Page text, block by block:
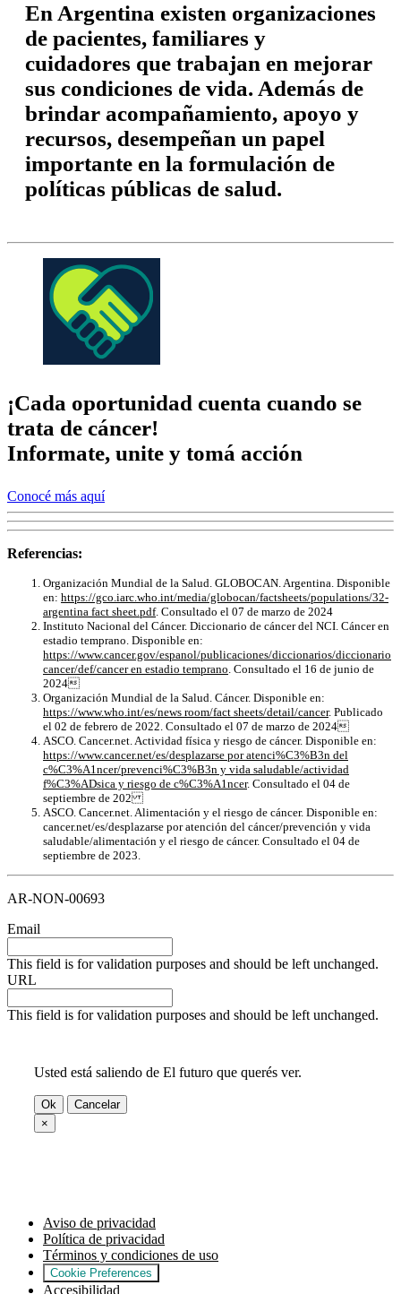
En Argentina existen organizaciones
de pacientes, familiares y
cuidadores que trabajan en mejorar
sus condiciones de vida. Además de
brindar acompañamiento, apoyo y
recursos, desempeñan un papel
importante en la formulación de
políticas públicas de salud.
¡Cada oportunidad cuenta cuando se
trata de cáncer!
Informate, unite y tomá acción
Conocé más aquí
Referencias:
Organización Mundial de la Salud. GLOBOCAN. Argentina. Disponible
en: https://gco.iarc.who.int/media/globocan/factsheets/populations/32-
argentina fact sheet.pdf. Consultado el 07 de marzo de 2024
Instituto Nacional del Cáncer. Diccionario de cáncer del NCI. Cáncer en
estadio temprano. Disponible en:
https://www.cancer.gov/espanol/publicaciones/diccionarios/diccionario
cancer/def/cancer en estadio temprano. Consultado el 16 de junio de
2024
Organización Mundial de la Salud. Cáncer. Disponible en:
https://www.who.int/es/news room/fact sheets/detail/cancer. Publicado
el 02 de febrero de 2022. Consultado el 07 de marzo de 2024
ASCO. Cancer.net. Actividad física y riesgo de cáncer. Disponible en:
https://www.cancer.net/es/desplazarse por atenci%C3%B3n del
c%C3%A1ncer/prevenci%C3%B3n y vida saludable/actividad
f%C3%ADsica y riesgo de c%C3%A1ncer. Consultado el 04 de
septiembre de 202
ASCO. Cancer.net. Alimentación y el riesgo de cáncer. Disponible en:
cancer.net/es/desplazarse por atención del cáncer/prevención y vida
saludable/alimentación y el riesgo de cáncer. Consultado el 04 de
septiembre de 2023.
AR-NON-00693
Email
This field is for validation purposes and should be left unchanged.
URL
This field is for validation purposes and should be left unchanged.
Usted está saliendo de El futuro que querés ver.
Ok
Cancelar
×
Aviso de privacidad
Política de privacidad
Términos y condiciones de uso
Cookie Preferences
Accesibilidad